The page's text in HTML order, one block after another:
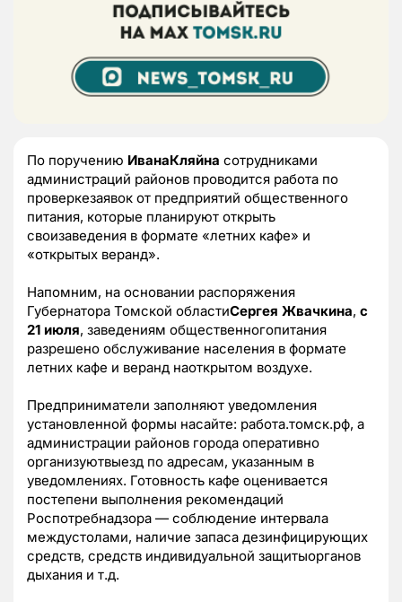
По поручению ИванаКляйна сотрудниками
администраций районов проводится работа по
проверкезаявок от предприятий общественного
питания, которые планируют открыть
своизаведения в формате «летних кафе» и
«открытых веранд».
Напомним, на основании распоряжения
Губернатора Томской областиСергея Жвачкина, с
21 июля, заведениям общественногопитания
разрешено обслуживание населения в формате
летних кафе и веранд наоткрытом воздухе.
Предприниматели заполняют уведомления
установленной формы насайте: работа.томск.рф, а
администрации районов города оперативно
организуютвыезд по адресам, указанным в
уведомлениях. Готовность кафе оценивается
постепени выполнения рекомендаций
Роспотребнадзора — соблюдение интервала
междустолами, наличие запаса дезинфицирующих
средств, средств индивидуальной защитыорганов
дыхания и т.д.